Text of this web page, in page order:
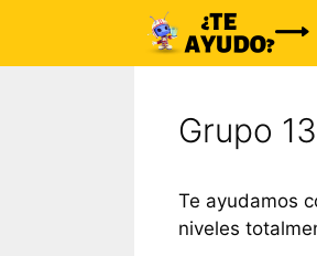
contenido
Grupo
Te ayudamos
niveles